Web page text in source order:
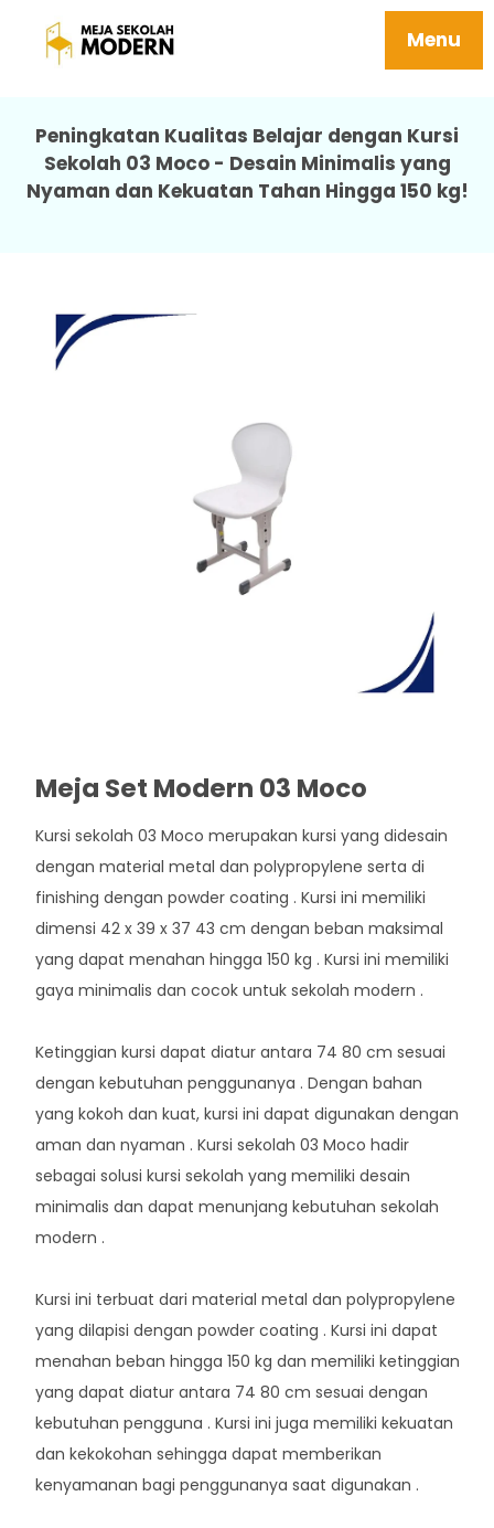
Menu
Meja Pelajar Sekolah Berkualitas Kuat 03
Peningkatan Kualitas Belajar dengan Kursi
Sekolah 03 Moco - Desain Minimalis yang
Nyaman dan Kekuatan Tahan Hingga 150 kg!
Meja Set Modern 03 Moco
Kursi sekolah 03 Moco merupakan kursi yang didesain
dengan material metal dan polypropylene serta di
finishing dengan powder coating . Kursi ini memiliki
dimensi 42 x 39 x 37 43 cm dengan beban maksimal
yang dapat menahan hingga 150 kg . Kursi ini memiliki
gaya minimalis dan cocok untuk sekolah modern .
Ketinggian kursi dapat diatur antara 74 80 cm sesuai
dengan kebutuhan penggunanya . Dengan bahan
yang kokoh dan kuat, kursi ini dapat digunakan dengan
aman dan nyaman . Kursi sekolah 03 Moco hadir
sebagai solusi kursi sekolah yang memiliki desain
minimalis dan dapat menunjang kebutuhan sekolah
modern .
Kursi ini terbuat dari material metal dan polypropylene
yang dilapisi dengan powder coating . Kursi ini dapat
menahan beban hingga 150 kg dan memiliki ketinggian
yang dapat diatur antara 74 80 cm sesuai dengan
kebutuhan pengguna . Kursi ini juga memiliki kekuatan
dan kekokohan sehingga dapat memberikan
kenyamanan bagi penggunanya saat digunakan .